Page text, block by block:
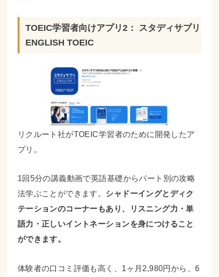
TOEIC学習者向けアプリ2： スタディサプリ
ENGLISH TOEIC
リクルート社がTOEIC学習者のために開発したア
プリ。
1回5分の講義動画で英語基礎からパート別の攻略
法学ぶことができます。 シャドーイングとディク
テーションのコーナーもあり、リスニング力・単
語力・正しいイントネーションを身につけること
ができます。
体験者の口コミ評価も高く、1ヶ月2,980円から、6